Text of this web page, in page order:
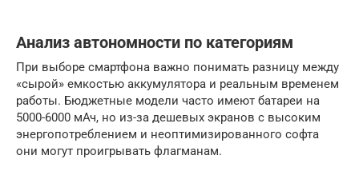
Анализ автономности по категориям
При выборе смартфона важно понимать разницу между
«сырой» емкостью аккумулятора и реальным временем
работы. Бюджетные модели часто имеют батареи на
5000-6000 мАч, но из-за дешевых экранов с высоким
энергопотреблением и неоптимизированного софта
они могут проигрывать флагманам.